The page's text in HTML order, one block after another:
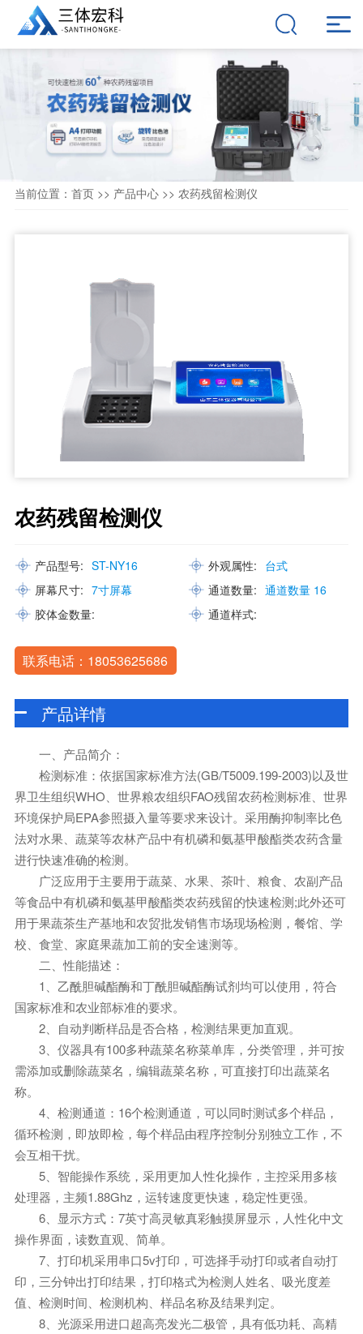
当前位置： 首页>> 产品中心>> 农药残留检测仪
农药残留检测仪
产品型号: ST-NY16 外观属性: 台式
屏幕尺寸: 7寸屏幕 通道数量: 通道数量 16
胶体金数量:
通道样式:
联系电话：18053625686
产品详情
一、产品简介：
检测标准：依据国家标准方法(GB/T5009.199-2003)以及世
界卫生组织WHO、世界粮农组织FAO残留农药检测标准、世界
环境保护局EPA参照摄入量等要求来设计。采用酶抑制率比色
法对水果、蔬菜等农林产品中有机磷和氨基甲酸酯类农药含量
进行快速准确的检测。
广泛应用于主要用于蔬菜、水果、茶叶、粮食、农副产品
等食品中有机磷和氨基甲酸酯类农药残留的快速检测;此外还可
用于果蔬茶生产基地和农贸批发销售市场现场检测，餐馆、学
校、食堂、家庭果蔬加工前的安全速测等。
二、性能描述：
1、乙酰胆碱酯酶和丁酰胆碱酯酶试剂均可以使用，符合
国家标准和农业部标准的要求。
2、自动判断样品是否合格，检测结果更加直观。
3、仪器具有100多种蔬菜名称菜单库，分类管理，并可按
需添加或删除蔬菜名，编辑蔬菜名称，可直接打印出蔬菜名
称。
4、检测通道：16个检测通道，可以同时测试多个样品，
循环检测，即放即检，每个样品由程序控制分别独立工作，不
会互相干扰。
5、智能操作系统，采用更加人性化操作，主控采用多核
处理器，主频1.88Ghz，运转速度更快速，稳定性更强。
6、显示方式：7英寸高灵敏真彩触摸屏显示，人性化中文
操作界面，读数直观、简单。
7、打印机采用串口5v打印，可选择手动打印或者自动打
印，三分钟出打印结果，打印格式为检测人姓名、吸光度差
值、检测时间、检测机构、样品名称及结果判定。
8、光源采用进口超高亮发光二极管，具有低功耗、高精